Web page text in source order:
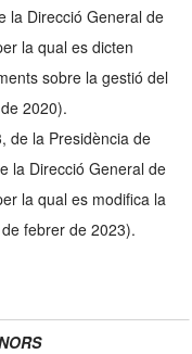
la Direcció General de
la qual es dicten
sobre la gestió del
2020).
de la Presidència de
la Direcció General de
la qual es modifica la
febrer de 2023).